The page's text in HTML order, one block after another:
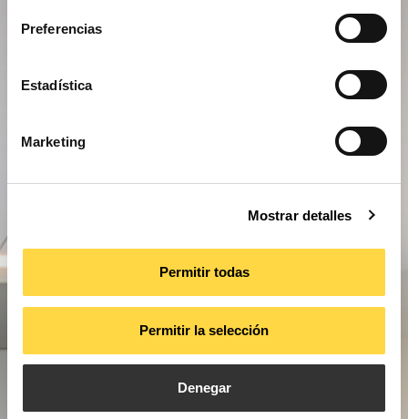
Preferencias
Estadística
Marketing
Mostrar detalles
Permitir todas
Permitir la selección
Denegar